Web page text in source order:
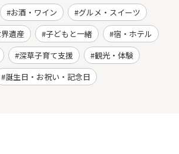
お酒・ワイン
グルメ・スイーツ
遺産
子どもと一緒
宿・ホテル
深草子育て支援
観光・体験
誕生日・お祝い・記念日